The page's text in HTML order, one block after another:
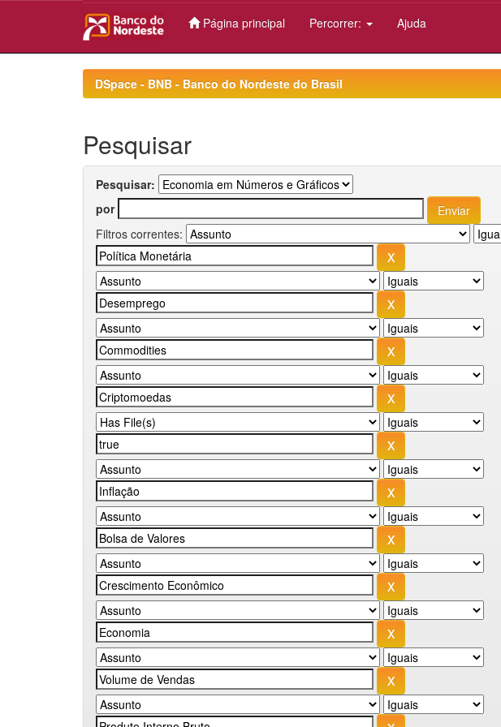
Página principal Percorrer: Ajuda
DSpace - BNB - Banco do Nordeste do Brasil
Pesquisar
Pesquisar:
por
Filtros correntes: